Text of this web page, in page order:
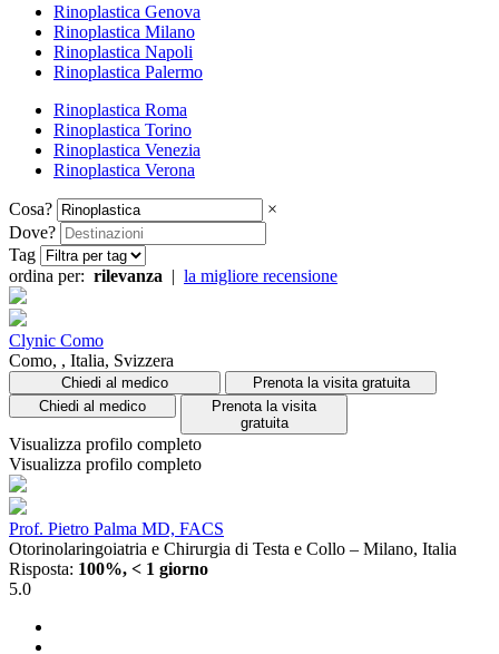
Rinoplastica Genova
Rinoplastica Milano
Rinoplastica Napoli
Rinoplastica Palermo
Rinoplastica Roma
Rinoplastica Torino
Rinoplastica Venezia
Rinoplastica Verona
Cosa?
×
Dove?
Tag
ordina per: rilevanza | la migliore recensione
Clynic Como
Como, , Italia, Svizzera
Chiedi al medico
Prenota la visita gratuita
Chiedi al medico
Prenota la visita
gratuita
Visualizza profilo completo
Visualizza profilo completo
Prof. Pietro Palma MD, FACS
Otorinolaringoiatria e Chirurgia di Testa e Collo – Milano, Italia
Risposta: 100%, < 1 giorno
5.0